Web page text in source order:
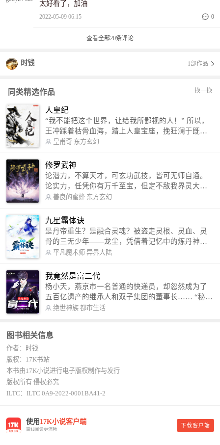
太好看了，加油
2022-05-09 06:15 0
查看全部20条评论
时钱 1部作品
同类精选作品 换一换
人皇纪
“我不能把这个世界，让给我所鄙视的人！” 所以，
王冲踩着枯骨血海，踏上人皇宝座，挽狂澜于既
倒，扶大厦之将倾，成就了一段无上的传说！ 微信
微博：皇甫奇（地址：http://weibo.com/u/25284575
87） QQ交流群：320238210【普通群】 574501330
【VIP订阅群】 欢迎大家关注。
皇甫奇 东方玄幻
修罗武神
论潜力，不算天才，可玄功武技，皆可无师自通。
论实力，任凭你有万千至宝，但定不敌我界灵大
军。 我是谁？天下众生视我为修罗，却不知，我以
信公众号：善良的蜜蜂后援会）
善良的蜜蜂 东方玄幻
九星霸体诀
是丹帝重生？是融合灵魂？被盗走灵根、灵血、灵
骨的三无少年——龙尘，凭借着记忆中的炼丹神
术，修行神秘功法九星霸体诀，拨开重重迷雾，解
勾搭各色美女，镇压恶鬼邪神。 江湖传闻：龙
尘一到，地吼天啸。龙尘一出，鬼泣神哭。 本
故事纯属虚构，如有雷同，那就是真事儿，想要对
号入座，抓紧时间进群：487963015 微信公众号：
平凡魔术师,或者搜索：pingfanmoshushi1982,公众
平凡魔术师 异界大陆
我竟然是富二代
杨小天，燕京市一名普通的快递员，却忽然成为了
五百亿遗产的继承人和双子集团的董事长…… “秘
书，给我定制一套百亿富翁的吃喝住行标准！” “好
呢？” “回杨总，开车太堵，已经给你安排了直升
敢想的，没有秘书办不到的。
绝世神族 都市生活
图书相关信息
作者：时钱
版权：17K书站
本书由17K小说进行电子版权制作与发行
版权所有 侵权必究
ILTC：ILTC 0A9-2022-0001BA41-2
使用 17K小说客户端
离线阅读更流畅
下载客户端